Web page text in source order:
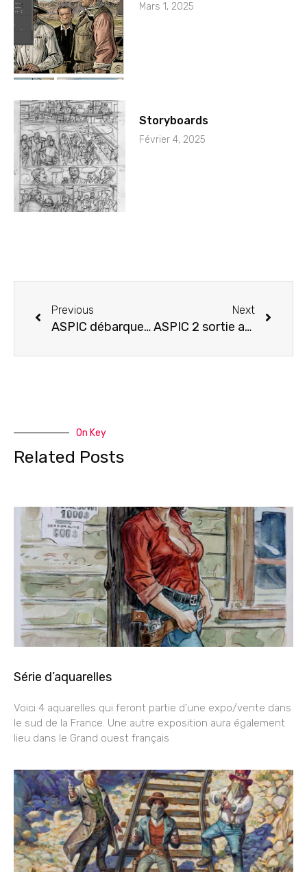
Mars 1, 2025
Storyboards
Février 4, 2025
Previous
ASPIC débarque au Québec!
Next
ASPIC 2 sortie avancée au 23 février
On Key
Related Posts
Série d’aquarelles
Voici 4 aquarelles qui feront partie d’une expo/vente dans
le sud de la France. Une autre exposition aura également
lieu dans le Grand ouest français